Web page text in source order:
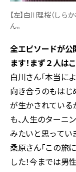
【左】白川理桜（しら
ん。
全エピソードが公
ます！まず２人は
白川さん「本当に
向き合うのもはじ
が生かされている
も、人生のターニ
みたいと思ってい
桑原さん「この旅
した！今までは